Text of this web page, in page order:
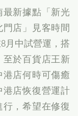
最新據點「新光
店」見客時間
月中試營運，搭
於百貨店王新
店何時可傷癒
店恢復營運計
，希望在修復